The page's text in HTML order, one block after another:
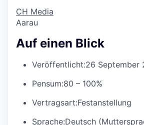
CH Media
Aarau
Auf einen Blick
Veröffentlicht:26 September
Pensum:80 – 100%
Vertragsart:Festanstellung
Sprache:Deutsch